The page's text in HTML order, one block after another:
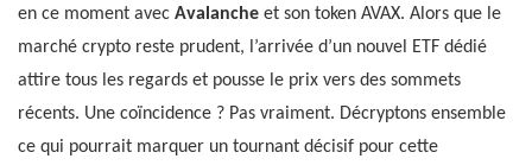
en ce moment avec Avalanche et son token AVAX. Alors que le
marché crypto reste prudent, l’arrivée d’un nouvel ETF dédié
attire tous les regards et pousse le prix vers des sommets
récents. Une coïncidence ? Pas vraiment. Décryptons ensemble
ce qui pourrait marquer un tournant décisif pour cette